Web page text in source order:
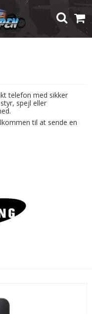
telefon med sikker
spejl eller
til at sende en